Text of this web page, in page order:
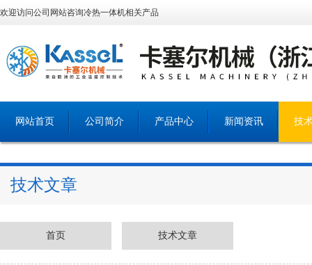
欢迎访问公司网站咨询冷热一体机相关产品
网站首页 公司简介 产品中心 新闻资讯 技
技术文章
首页 技术文章